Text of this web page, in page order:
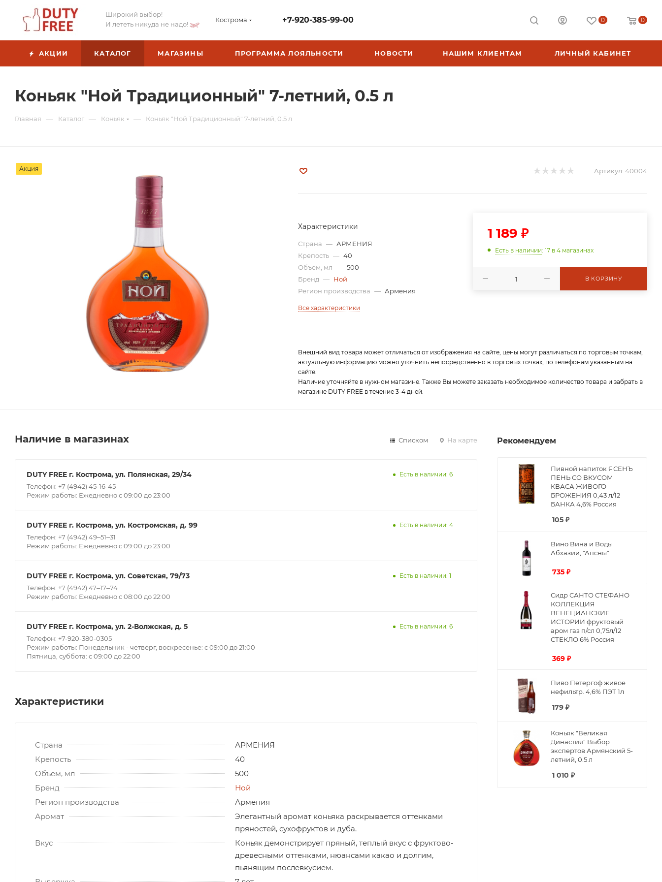
Широкий выбор!
И лететь никуда не надо!
Кострома +7-920-385-99-00 0 0
АКЦИИ КАТАЛОГ МАГАЗИНЫ ПРОГРАММА ЛОЯЛЬНОСТИ НОВОСТИ НАШИМ КЛИЕНТАМ ЛИЧНЫЙ КАБИНЕТ
Коньяк "Ной Традиционный" 7-летний, 0.5 л
Главная — Каталог — Коньяк — Коньяк "Ной Традиционный" 7-летний, 0.5 л
Акция Артикул: 40004
Характеристики
Страна — АРМЕНИЯ
Крепость — 40
Объем, мл — 500
Бренд — Ной
Регион производства — Армения
Все характеристики
1 189 ₽
Есть в наличии: 17 в 4 магазинах
В КОРЗИНУ
Внешний вид товара может отличаться от изображения на сайте, цены могут различаться по торговым точкам,
актуальную информацию можно уточнить непосредственно в торговых точках, по телефонам указанным на
сайте.
Наличие уточняйте в нужном магазине. Также Вы можете заказать необходимое количество товара и забрать в
магазине DUTY FREE в течение 3-4 дней.
Наличие в магазинах Списком На карте
DUTY FREE г. Кострома, ул. Полянская, 29/34
Телефон: +7 (4942) 45-16-45
Режим работы: Ежедневно с 09:00 до 23:00
Есть в наличии: 6
DUTY FREE г. Кострома, ул. Костромская, д. 99
Телефон: +7 (4942) 49‒51‒31
Режим работы: Ежедневно с 09:00 до 23:00
Есть в наличии: 4
DUTY FREE г. Кострома, ул. Советская, 79/73
Телефон: +7 (4942) 47‒17‒74
Режим работы: Ежедневно с 08:00 до 22:00
Есть в наличии: 1
DUTY FREE г. Кострома, ул. 2-Волжская, д. 5
Телефон: +7-920-380-0305
Режим работы: Понедельник - четверг, воскресенье: с 09:00 до 21:00
Пятница, суббота: с 09:00 до 22:00
Есть в наличии: 6
Характеристики
Страна
АРМЕНИЯ
Крепость
40
Объем, мл
500
Бренд
Ной
Регион производства
Армения
Аромат
Элегантный аромат коньяка раскрывается оттенками
пряностей, сухофруктов и дуба.
Вкус
Коньяк демонстрирует пряный, теплый вкус с фруктово-
древесными оттенками, нюансами какао и долгим,
пьянящим послевкусием.
Рекомендуем
Пивной напиток ЯСЕНЪ
ПЕНЬ СО ВКУСОМ
КВАСА ЖИВОГО
БРОЖЕНИЯ 0,43 л/12
БАНКА 4,6% Россия
105 ₽
Вино Вина и Воды
Абхазии, "Апсны"
735 ₽
Сидр САНТО СТЕФАНО
КОЛЛЕКЦИЯ
ВЕНЕЦИАНСКИЕ
ИСТОРИИ фруктовый
аром газ п/сл 0,75л/12
СТЕКЛО 6% Россия
369 ₽
Пиво Петергоф живое
нефильтр. 4,6% ПЭТ 1л
179 ₽
Коньяк "Великая
Династия" Выбор
экспертов Армянский 5-
летний, 0.5 л
1 010 ₽